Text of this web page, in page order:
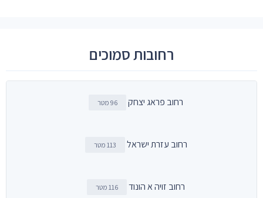
רחובות סמוכים
רחוב פראג יצחק 96 מטר
רחוב עזרת ישראל 113 מטר
רחוב זויה א הונוד 116 מטר